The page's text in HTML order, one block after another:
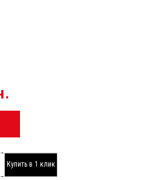
Купить в 1 клик